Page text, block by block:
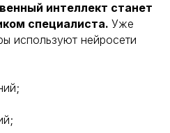
интеллект станет
специалиста. Уже
используют нейросети